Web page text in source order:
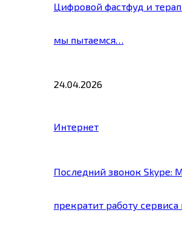
Цифровой фастфуд и
мы пытаемся…
24.04.2026
Интернет
Последний звонок Skype:
прекратит работу сервиса